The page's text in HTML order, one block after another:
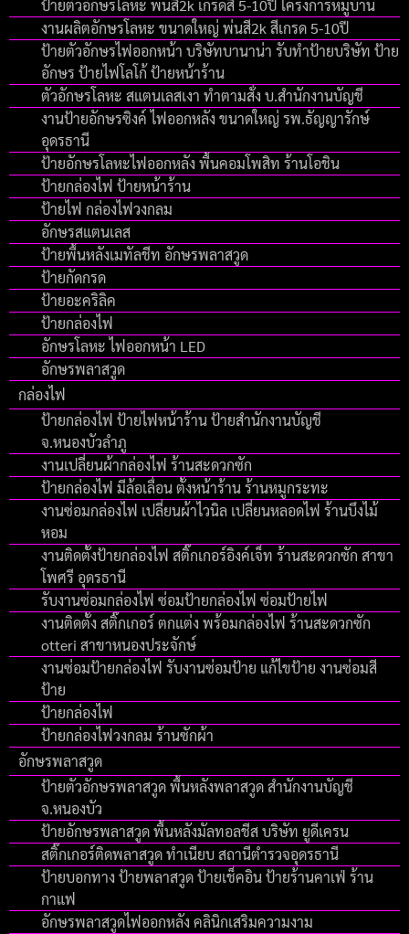
ป้ายตัวอักษรโลหะ พ่นสี2k เกรดสี 5-10ปี โครงการหมู่บ้าน
งานผลิตอักษรโลหะ ขนาดใหญ่ พ่นสี2k สีเกรด 5-10ปี
ป้ายตัวอักษรไฟออกหน้า บริษัทบานาน่า รับทำป้ายบริษัท ป้าย
อักษร ป้ายไฟโลโก้ ป้ายหน้าร้าน
ตัวอักษรโลหะ สแตนเลสเงา ทำตามสั่ง บ.สำนักงานบัญชี
งานป้ายอักษรซิงค์ ไฟออกหลัง ขนาดใหญ่ รพ.ธัญญารักษ์
อุดรธานี
ป้ายอักษรโลหะไฟออกหลัง พื้นคอมโพสิท ร้านโอชิน
ป้ายกล่องไฟ ป้ายหน้าร้าน
ป้ายไฟ กล่องไฟวงกลม
อักษรสแตนเลส
ป้ายพื้นหลังเมทัลชีท อักษรพลาสวูด
ป้ายกัดกรด
ป้ายอะคริลิค
ป้ายกล่องไฟ
อักษรโลหะ ไฟออกหน้า LED
อักษรพลาสวูด
กล่องไฟ
ป้ายกล่องไฟ ป้ายไฟหน้าร้าน ป้ายสำนักงานบัญชี
จ.หนองบัวลำภู
งานเปลี่ยนผ้ากล่องไฟ ร้านสะดวกซัก
ป้ายกล่องไฟ มีล้อเลื่อน ตั้งหน้าร้าน ร้านหมูกระทะ
งานซ่อมกล่องไฟ เปลี่ยนผ้าไวนิล เปลี่ยนหลอดไฟ ร้านบึงไม้
หอม
งานติดตั้งป้ายกล่องไฟ สติ๊กเกอร์อิงค์เจ็ท ร้านสะดวกซัก สาขา
โพศรี อุดรธานี
รับงานซ่อมกล่องไฟ ซ่อมป้ายกล่องไฟ ซ่อมป้ายไฟ
งานติดตั้ง สติ๊กเกอร์ ตกแต่ง พร้อมกล่องไฟ ร้านสะดวกซัก
otteri สาขาหนองประจักษ์
งานซ่อมป้ายกล่องไฟ รับงานซ่อมป้าย แก้ไขป้าย งานซ่อมสี
ป้าย
ป้ายกล่องไฟ
ป้ายกล่องไฟวงกลม ร้านซักผ้า
อักษรพลาสวูด
ป้ายตัวอักษรพลาสวูด พื้นหลังพลาสวูด สำนักงานบัญชี
จ.หนองบัว
ป้ายอักษรพลาสวูด พื้นหลังมัลทอลชีส บริษัท ยูดีเครน
สติ๊กเกอร์ติดพลาสวูด ทำเนียบ สถานีตำรวจอุดรธานี
ป้ายบอกทาง ป้ายพลาสวูด ป้ายเช็คอิน ป้ายร้านคาเฟ่ ร้าน
กาแฟ
อักษรพลาสวูดไฟออกหลัง คลินิกเสริมความงาม